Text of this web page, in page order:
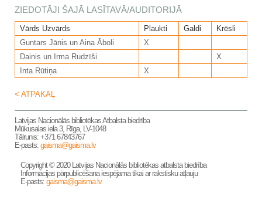
ZIEDOTĀJI ŠAJĀ LASĪTAVĀ/AUDITORIJĀ
Vārds Uzvārds Plaukti Galdi
Krēsli
Guntars Jānis un Aina Āboli
X
Dainis un Irma Rudzīši
X
Inta Rūtiņa
X
< ATPAKAĻ
Latvijas Nacionālās bibliotēkas Atbalsta biedrība
Mūkusalas iela 3, Rīga, LV-1048
Tālrunis: +371 67843767
E-pasts: gaisma@gaisma.lv
Copyright © 2020 Latvijas Nacionālās bibliotēkas atbalsta biedrība
Informācijas pārpublicēšana iespējama tikai ar rakstisku atļauju
E-pasts: gaisma@gaisma.lv